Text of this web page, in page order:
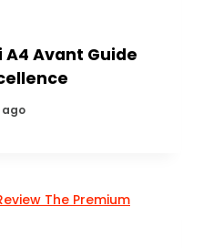
Avant Guide
ago